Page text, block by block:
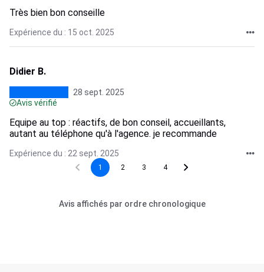
Très bien bon conseille
Expérience du : 15 oct. 2025
Didier B.
28 sept. 2025
Avis vérifié
Equipe au top : réactifs, de bon conseil, accueillants,
autant au téléphone qu'à l'agence. je recommande
Expérience du : 22 sept. 2025
1 2 3 4
Avis affichés par ordre chronologique